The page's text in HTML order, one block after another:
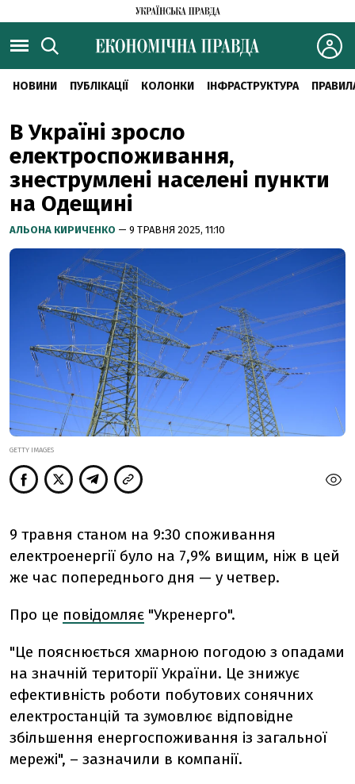
НОВИНИ ПУБЛІКАЦІЇ КОЛОНКИ ІНФРАСТРУКТУРА
В Україні зросло
електроспоживання,
знеструмлені населені пункти
на Одещині
АЛЬОНА КИРИЧЕНКО — 9 ТРАВНЯ 2025, 11:10
GETTY IMAGES
9 травня станом на 9:30 споживання
електроенергії було на 7,9% вищим, ніж в цей
же час попереднього дня — у четвер.
Про це повідомляє "Укренерго".
"Це пояснюється хмарною погодою з опадами
на значній території України. Це знижує
ефективність роботи побутових сонячних
електростанцій та зумовлює відповідне
збільшення енергоспоживання із загальної
мережі", – зазначили в компанії.